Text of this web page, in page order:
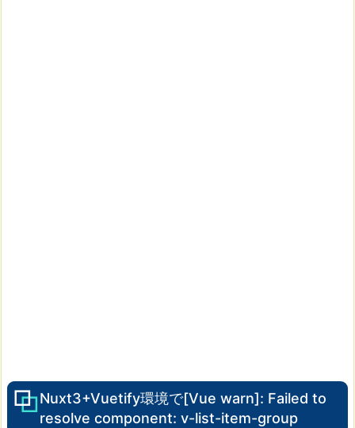
Nuxt3+Vuetify環境で[Vue warn]: Failed to
resolve component: v-list-item-group